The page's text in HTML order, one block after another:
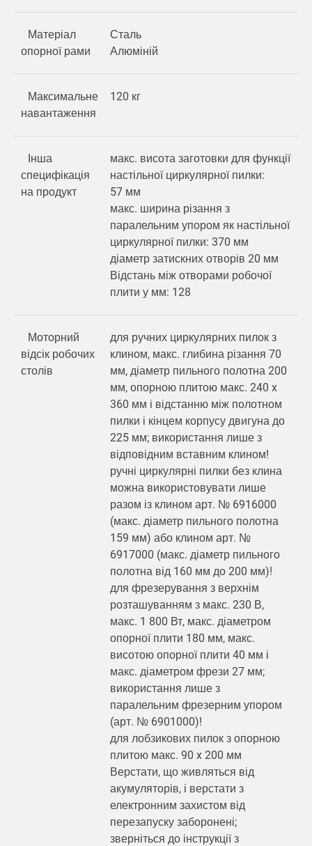
Матеріал
опорної рами
Сталь
Алюміній
Максимальне
навантаження
120 кг
Інша
специфікація
на продукт
макс. висота заготовки для функції
настільної циркулярної пилки:
57 мм
макс. ширина різання з
паралельним упором як настільної
циркулярної пилки: 370 мм
діаметр затискних отворів 20 мм
Відстань між отворами робочої
плити у мм: 128
Моторний
відсік робочих
столів
для ручних циркулярних пилок з
клином, макс. глибина різання 70
мм, діаметр пильного полотна 200
мм, опорною плитою макс. 240 x
360 мм і відстанню між полотном
пилки і кінцем корпусу двигуна до
225 мм; використання лише з
відповідним вставним клином!
ручні циркулярні пилки без клина
можна використовувати лише
разом із клином арт. № 6916000
(макс. діаметр пильного полотна
159 мм) або клином арт. №
6917000 (макс. діаметр пильного
полотна від 160 мм до 200 мм)!
для фрезерування з верхнім
розташуванням з макс. 230 В,
макс. 1 800 Вт, макс. діаметром
опорної плити 180 мм, макс.
висотою опорної плити 40 мм і
макс. діаметром фрези 27 мм;
використання лише з
паралельним фрезерним упором
(арт. № 6901000)!
для лобзикових пилок з опорною
плитою макс. 90 x 200 мм
Верстати, що живляться від
акумуляторів, і верстати з
електронним захистом від
перезапуску заборонені;
зверніться до інструкції з